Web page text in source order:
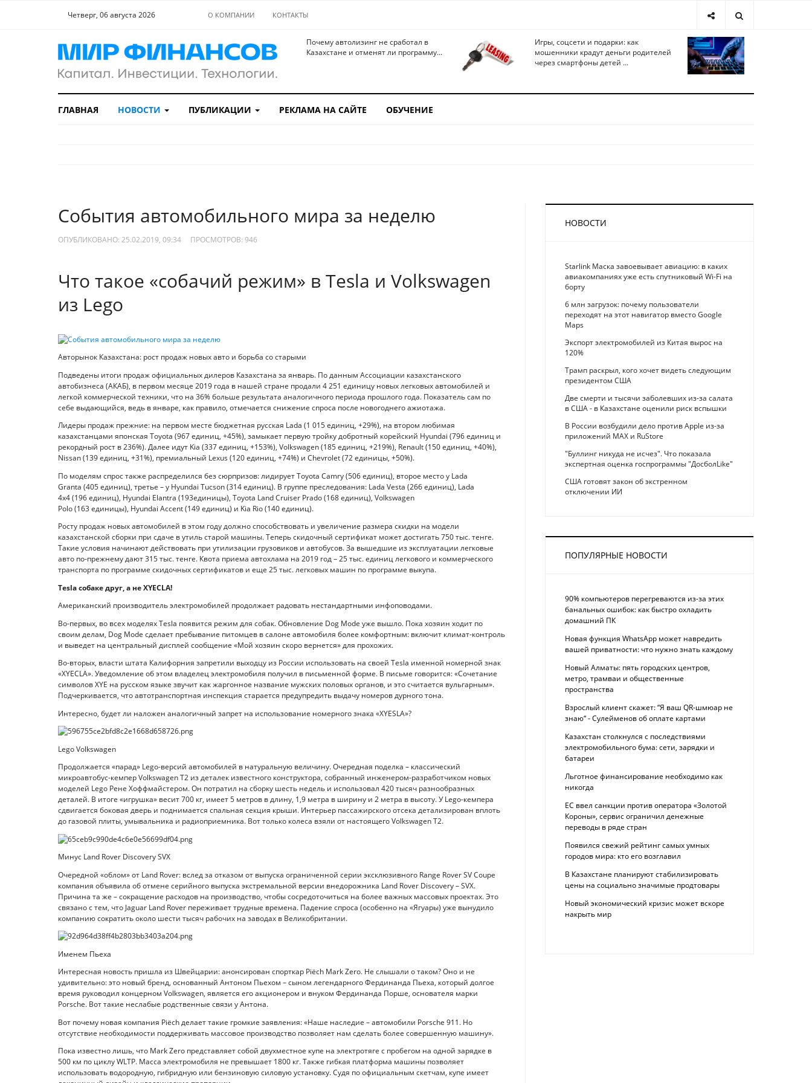
Четверг, 06 августа 2026 О КОМПАНИИ КОНТАКТЫ
Почему автолизинг не сработал в
Казахстане и отменят ли программу...
Игры, соцсети и подарки: как
мошенники крадут деньги родителей
через смартфоны детей ...
ГЛАВНАЯ НОВОСТИ ПУБЛИКАЦИИ РЕКЛАМА НА САЙТЕ ОБУЧЕНИЕ
События автомобильного мира за неделю
ОПУБЛИКОВАНО: 25.02.2019, 09:34 ПРОСМОТРОВ: 946
Что такое «собачий режим» в Tesla и Volkswagen
из Legо
Авторынок Казахстана: рост продаж новых авто и борьба со старыми
Подведены итоги продаж официальных дилеров Казахстана за январь. По данным Ассоциации казахстанского
автобизнеса (АКАБ), в первом месяце 2019 года в нашей стране продали 4 251 единицу новых легковых автомобилей и
легкой коммерческой техники, что на 36% больше результата аналогичного периода прошлого года. Показатель сам по
себе выдающийся, ведь в январе, как правило, отмечается снижение спроса после новогоднего ажиотажа.
Лидеры продаж прежние: на первом месте бюджетная русская Lada (1 015 единиц, +29%), на втором любимая
казахстанцами японская Toyota (967 единиц, +45%), замыкает первую тройку добротный корейский Hyundai (796 единиц и
рекордный рост в 236%). Далее идут Kia (337 единиц, +153%), Volkswagen (185 единиц, +219%), Renault (150 единиц, +40%),
Nissan (139 единиц, +31%), премиальный Lexus (120 единиц, +74%) и Chevrolet (72 единицы, +50%).
По моделям спрос также распределился без сюрпризов: лидирует Toyota Camry (506 единиц), второе место у Lada
Granta (405 единиц), третье – у Hyundai Tucson (314 единиц). В группе преследования: Lada Vesta (266 единиц), Lada
4x4 (196 единиц), Hyundai Elantra (193единицы), Toyota Land Cruiser Prado (168 единиц), Volkswagen
Polo (163 единицы), Hyundai Accent (149 единиц) и Kia Rio (140 единиц).
Росту продаж новых автомобилей в этом году должно способствовать и увеличение размера скидки на модели
казахстанской сборки при сдаче в утиль старой машины. Теперь скидочный сертификат может достигать 750 тыс. тенге.
Такие условия начинают действовать при утилизации грузовиков и автобусов. За вышедшие из эксплуатации легковые
авто по-прежнему дают 315 тыс. тенге. Квота приема автохлама на 2019 год – 25 тыс. единиц легкового и коммерческого
транспорта по программе скидочных сертификатов и еще 25 тыс. легковых машин по программе выкупа.
Tesla собаке друг, а не XYECLA!
Американский производитель электромобилей продолжает радовать нестандартными инфоповодами.
Во-первых, во всех моделях Tesla появится режим для собак. Обновление Dog Mode уже вышло. Пока хозяин ходит по
своим делам, Dog Mode сделает пребывание питомцев в салоне автомобиля более комфортным: включит климат-контроль
и выведет на центральный дисплей сообщение «Мой хозяин скоро вернется» для прохожих.
Во-вторых, власти штата Калифорния запретили выходцу из России использовать на своей Tesla именной номерной знак
«XYECLA». Уведомление об этом владелец электромобиля получил в письменной форме. В письме говорится: «Сочетание
символов XYE на русском языке звучит как жаргонное название мужских половых органов, и это считается вульгарным».
Подчеркивается, что автотранспортная инспекция старается предупредить выдачу номеров дурного тона.
Интересно, будет ли наложен аналогичный запрет на использование номерного знака «XYESLA»?
Lego Volkswagen
Продолжается «парад» Lego-версий автомобилей в натуральную величину. Очередная поделка – классический
микроавтобус-кемпер Volkswagen Т2 из деталек известного конструктора, собранный инженером-разработчиком новых
моделей Lego Рене Хоффмайстером. Он потратил на сборку шесть недель и использовал 420 тысяч разнообразных
деталей. В итоге «игрушка» весит 700 кг, имеет 5 метров в длину, 1,9 метра в ширину и 2 метра в высоту. У Lego-кемпера
сдвигается боковая дверь и поднимается спальная секция крыши. Интерьер пассажирского отсека детализирован вплоть
до газовой плиты, умывальника и радиоприемника. Вот только колеса взяли от настоящего Volkswagen Т2.
Минус Land Rover Discovery SVX
Очередной «облом» от Land Rover: вслед за отказом от выпуска ограниченной серии эксклюзивного Range Rover SV Coupe
компания объявила об отмене серийного выпуска экстремальной версии внедорожника Land Rover Discovery – SVX.
Причина та же – сокращение расходов на производство, чтобы сосредоточиться на более важных массовых проектах. Это
связано с тем, что Jaguar Land Rover переживает трудные времена. Падение спроса (особенно на «Ягуары) уже вынудило
компанию сократить около шести тысяч рабочих на заводах в Великобритании.
Именем Пьеха
Интересная новость пришла из Швейцарии: анонсирован спорткар Piëch Mark Zero. Не слышали о таком? Оно и не
удивительно: это новый бренд, основанный Антоном Пьехом – сыном легендарного Фердинанда Пьеха, который долгое
время руководил концерном Volkswagen, является его акционером и внуком Фердинанда Порше, основателя марки
Porsche. Вот такие неслабые родственные связи у Антона.
Вот почему новая компания Piëch делает такие громкие заявления: «Наше наследие – автомобили Porsche 911. Но
отсутствие необходимости поддерживать массовое производство позволяет нам сделать более совершенную машину».
Пока известно лишь, что Mark Zero представляет собой двухместное купе на электротяге с пробегом на одной зарядке в
500 км по циклу WLTP. Масса электромобиля не превышает 1800 кг. Также гибкая платформа машины позволяет
использовать водородную, гибридную или бензиновую силовую установку. Судя по официальным скетчам, купе имеет
НОВОСТИ
Starlink Маска завоевывает авиацию: в каких
авиакомпаниях уже есть спутниковый Wi-Fi на
борту
6 млн загрузок: почему пользователи
переходят на этот навигатор вместо Google
Maps
Экспорт электромобилей из Китая вырос на
120%
Трамп раскрыл, кого хочет видеть следующим
президентом США
Две смерти и тысячи заболевших из-за салата
в США - в Казахстане оценили риск вспышки
В России возбудили дело против Apple из-за
приложений MAX и RuStore
"Буллинг никуда не исчез". Что показала
экспертная оценка госпрограммы "ДосболLike"
США готовят закон об экстренном
отключении ИИ
ПОПУЛЯРНЫЕ НОВОСТИ
90% компьютеров перегреваются из-за этих
банальных ошибок: как быстро охладить
домашний ПК
Новая функция WhatsApp может навредить
вашей приватности: что нужно знать каждому
Новый Алматы: пять городских центров,
метро, трамваи и общественные
пространства
Взрослый клиент скажет: “Я ваш QR-шмюар не
знаю“ - Сулейменов об оплате картами
Казахстан столкнулся с последствиями
электромобильного бума: сети, зарядки и
батареи
Льготное финансирование необходимо как
никогда
ЕС ввел санкции против оператора «Золотой
Короны», сервис ограничил денежные
переводы в ряде стран
Появился свежий рейтинг самых умных
городов мира: кто его возглавил
В Казахстане планируют стабилизировать
цены на социально значимые продтовары
Новый экономический кризис может вскоре
накрыть мир